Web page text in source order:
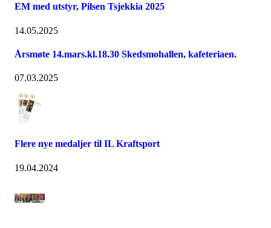
EM med utstyr, Pilsen Tsjekkia 2025
14.05.2025
Årsmøte 14.mars.kl.18.30 Skedsmohallen, kafeteriaen.
07.03.2025
Flere nye medaljer til IL Kraftsport
19.04.2024